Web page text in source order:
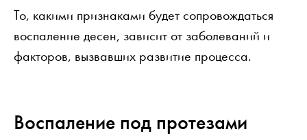
То, какими признаками будет сопровождаться
воспаление десен, зависит от заболеваний и
факторов, вызвавших развитие процесса.
Воспаление под протезами